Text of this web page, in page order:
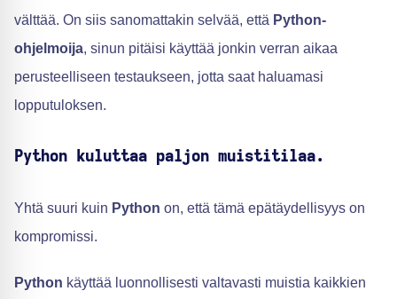
välttää. On siis sanomattakin selvää, että Python-
ohjelmoija, sinun pitäisi käyttää jonkin verran aikaa
perusteelliseen testaukseen, jotta saat haluamasi
lopputuloksen.
Python kuluttaa paljon muistitilaa.
Yhtä suuri kuin Python on, että tämä epätäydellisyys on
kompromissi.
Python käyttää luonnollisesti valtavasti muistia kaikkien